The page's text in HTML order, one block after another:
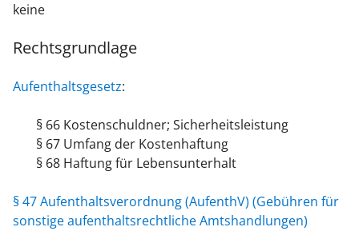
keine
Rechtsgrundlage
Aufenthaltsgesetz:
§ 66 Kostenschuldner; Sicherheitsleistung
§ 67 Umfang der Kostenhaftung
§ 68 Haftung für Lebensunterhalt
§ 47 Aufenthaltsverordnung (AufenthV) (Gebühren für
sonstige aufenthaltsrechtliche Amtshandlungen)